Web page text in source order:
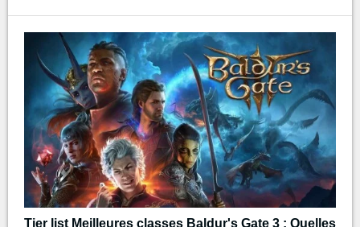
Tier list Meilleures classes Baldur's Gate 3 : Quelles